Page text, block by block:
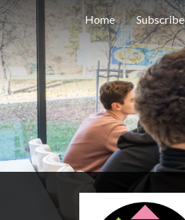
Home Subscribe